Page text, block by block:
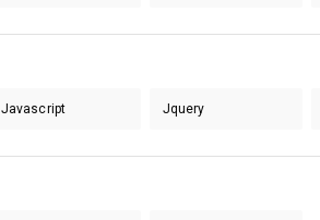
Javascript Jquery